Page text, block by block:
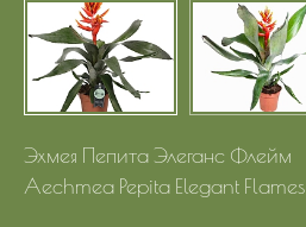
Эхмея Пепита Элеганс Флейм
Aechmea Pepita Elegant Flames